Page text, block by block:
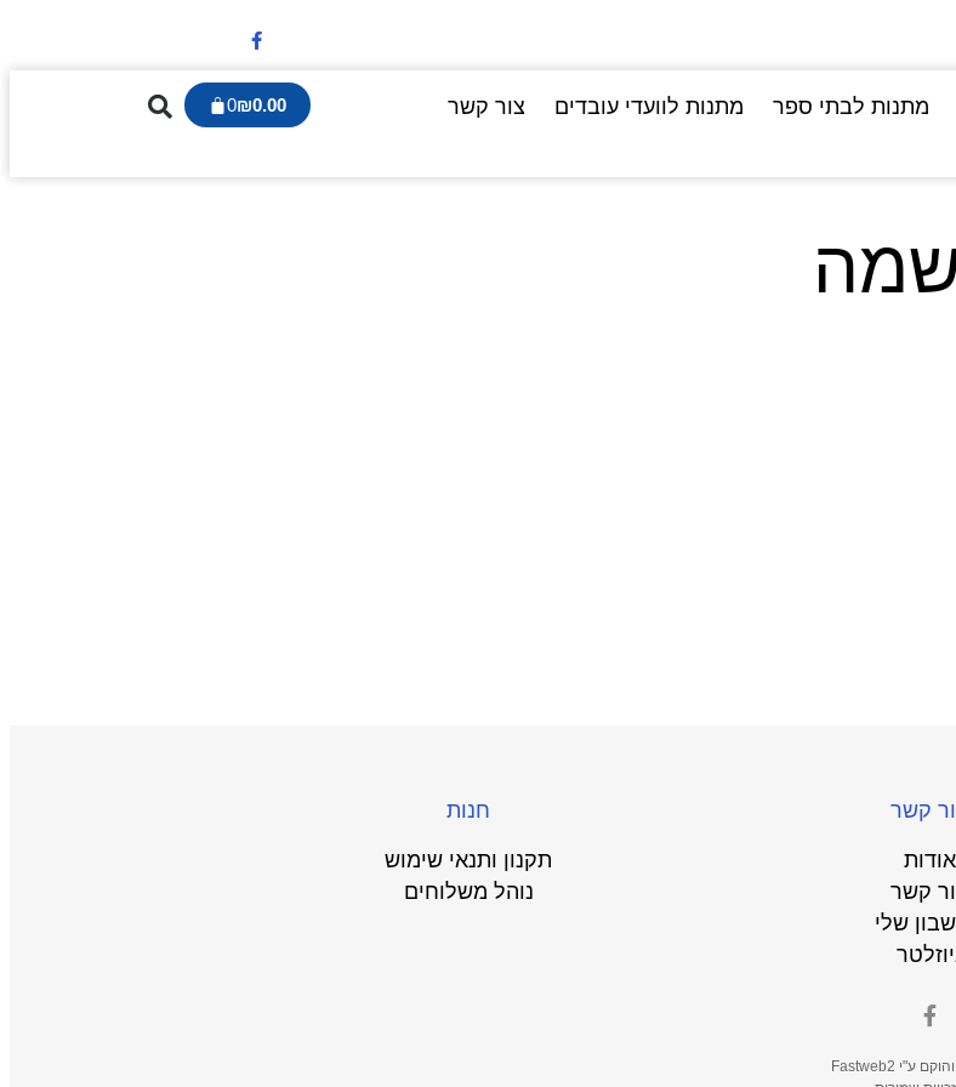
מתנות לבתי ספר מתנות לוועדי עובדים צור קשר ₪0.00
0
קשר
אודות
קשר
שלי
חנות
תקנון ותנאי שימוש
נוהל משלוחים
ע"י Fastweb2